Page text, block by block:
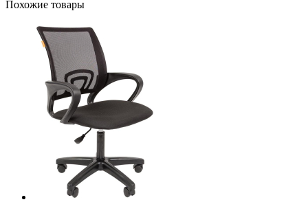
Похожие товары